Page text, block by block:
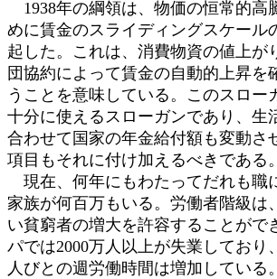
1938年の綱領は、物価の恒常的高
めに賃金のスライディングスケール
起した。これは、消費物資の値上が
団協約によって賃金の自動的上昇を
うことを意味している。このスロー
十分に使えるスローガンであり、生
合わせて国家の年金給付額も変動さ
項目もそれに付け加えるべきである。
現在、何年にもわたってだれも職
家族が何百万もいる。労働者階級は
い貧窮者の増大を許容することがで
パでは2000万人以上が失業しており
人びとの週労働時間は増加している。